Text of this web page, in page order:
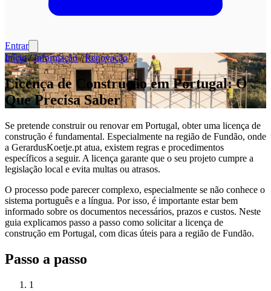
Entrar
Início/Informação/Renovação
Licença de Construção em Portugal: O
Que Precisa Saber
Se pretende construir ou renovar em Portugal, obter uma licença de
construção é fundamental. Especialmente na região de Fundão, onde
a GerardusKoetje.pt atua, existem regras e procedimentos
específicos a seguir. A licença garante que o seu projeto cumpre a
legislação local e evita multas ou atrasos.
O processo pode parecer complexo, especialmente se não conhece o
sistema português e a língua. Por isso, é importante estar bem
informado sobre os documentos necessários, prazos e custos. Neste
guia explicamos passo a passo como solicitar a licença de
construção em Portugal, com dicas úteis para a região de Fundão.
Passo a passo
1